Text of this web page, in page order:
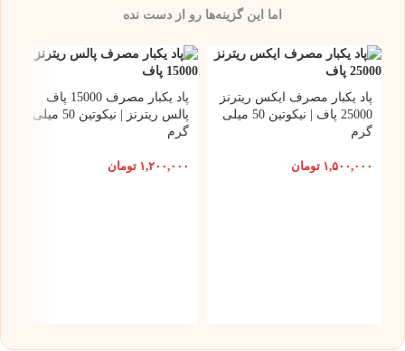
اما این گزینه‌ها رو از دست نده
پاد یکبار مصرف ایکس ریترنز
25000 پاف | نیکوتین 50 میلی
گرم
۱,۵۰۰,۰۰۰ تومان
پاد یکبار مصرف 15000 پاف
پالس ریترنز | نیکوتین 50 میلی
گرم
۱,۲۰۰,۰۰۰ تومان